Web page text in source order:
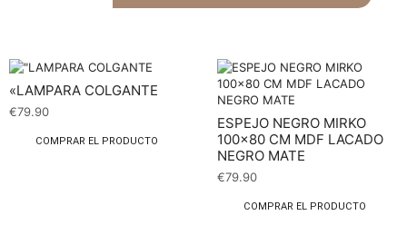
«LAMPARA COLGANTE
€79.90
COMPRAR EL PRODUCTO
ESPEJO NEGRO MIRKO
100×80 CM MDF LACADO
NEGRO MATE
€79.90
COMPRAR EL PRODUCTO